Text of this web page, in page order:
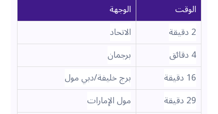
الوقت
الوجهة
2 دقيقة
الاتحاد
4 دقائق
برجمان
16 دقيقة
برج خليفة/دبي مول
29 دقيقة
مول الإمارات